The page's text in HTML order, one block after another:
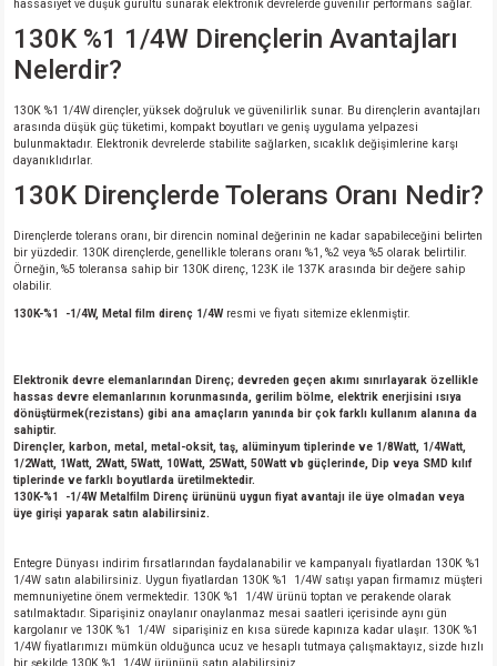
hassasiyet ve düşük gürültü sunarak elektronik devrelerde güvenilir performans sağlar.
130K %1 1/4W Dirençlerin Avantajları
Nelerdir?
130K %1 1/4W dirençler, yüksek doğruluk ve güvenilirlik sunar. Bu dirençlerin avantajları
arasında düşük güç tüketimi, kompakt boyutları ve geniş uygulama yelpazesi
bulunmaktadır. Elektronik devrelerde stabilite sağlarken, sıcaklık değişimlerine karşı
dayanıklıdırlar.
130K Dirençlerde Tolerans Oranı Nedir?
Dirençlerde tolerans oranı, bir direncin nominal değerinin ne kadar sapabileceğini belirten
bir yüzdedir. 130K dirençlerde, genellikle tolerans oranı %1, %2 veya %5 olarak belirtilir.
Örneğin, %5 toleransa sahip bir 130K direnç, 123K ile 137K arasında bir değere sahip
olabilir.
130K-%1 -1/4W, Metal film direnç 1/4Wresmi ve fiyatı sitemize eklenmiştir.
Elektronik devre elemanlarından Direnç; devreden geçen akımı sınırlayarak özellikle
hassas devre elemanlarının korunmasında, gerilim bölme, elektrik enerjisini ısıya
dönüştürmek(rezistans) gibi ana amaçların yanında bir çok farklı kullanım alanına da
sahiptir.
Dirençler, karbon, metal, metal-oksit, taş, alüminyum tiplerinde ve 1/8Watt, 1/4Watt,
1/2Watt, 1Watt, 2Watt, 5Watt, 10Watt, 25Watt, 50Watt vb güçlerinde, Dip veya SMD kılıf
tiplerinde ve farklı boyutlarda üretilmektedir.
130K-%1 -1/4W Metalfilm Direnç ürününü uygun fiyat avantajı ile üye olmadan veya
üye girişi yaparak satın alabilirsiniz.
Entegre Dünyası indirim fırsatlarından faydalanabilir ve kampanyalı fiyatlardan 130K %1
1/4W satın alabilirsiniz. Uygun fiyatlardan 130K %1 1/4W satışı yapan firmamız müşteri
memnuniyetine önem vermektedir. 130K %1 1/4W ürünü toptan ve perakende olarak
satılmaktadır. Siparişiniz onaylanır onaylanmaz mesai saatleri içerisinde aynı gün
kargolanır ve 130K %1 1/4W siparişiniz en kısa sürede kapınıza kadar ulaşır. 130K %1
1/4W fiyatlarımızı mümkün olduğunca ucuz ve hesaplı tutmaya çalışmaktayız, sizde hızlı
bir şekilde 130K %1 1/4W ürününü satın alabilirsiniz